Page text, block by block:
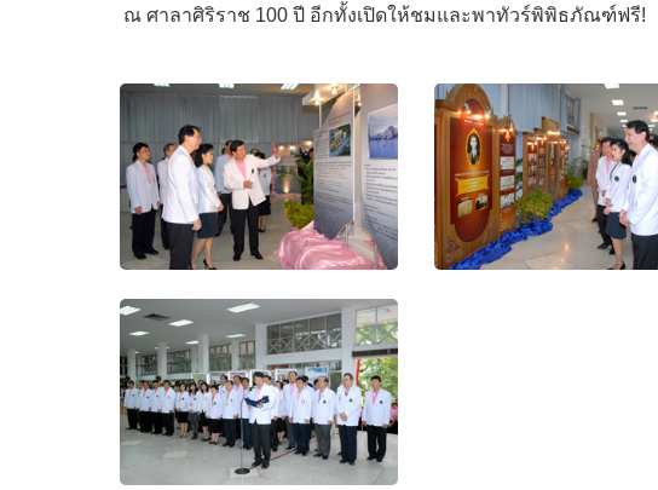
ณ ศาลาศิริราช 100 ปี อีกทั้งเปิดให้ชมและพาทัวร์พิพิธภัณฑ์ฟรี!